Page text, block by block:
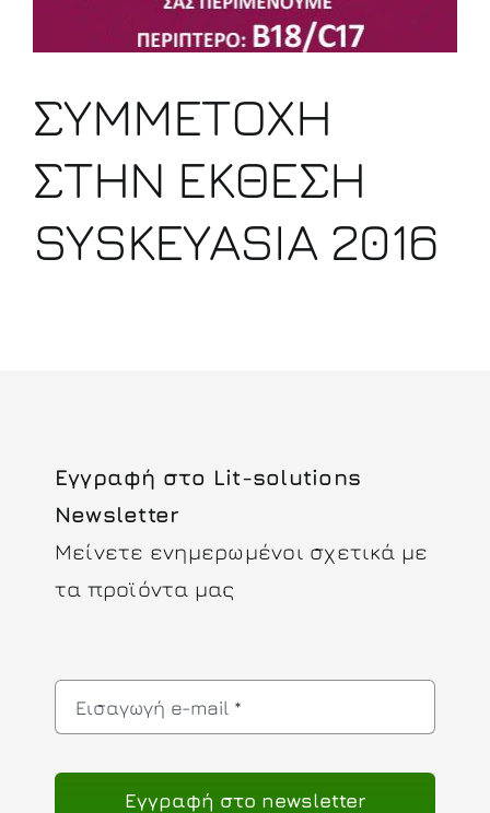
ΣΥΜΜΕΤΟΧΗ
ΣΤΗΝ ΕΚΘΕΣΗ
SYSKEYASIA 2016
Εγγραφή στο Lit-solutions
Newsletter
Μείνετε ενημερωμένοι σχετικά με
τα προϊόντα μας
Eγγραφή στο newsletter